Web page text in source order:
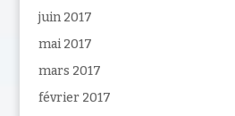
juin 2017
mai 2017
mars 2017
février 2017